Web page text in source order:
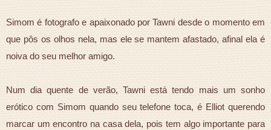
Simom é fotografo e apaixonado por Tawni desde o momento em
que pôs os olhos nela, mas ele se mantem afastado, afinal ela é
noiva do seu melhor amigo.
Num dia quente de verão, Tawni está tendo mais um sonho
erótico com Simom quando seu telefone toca, é Elliot querendo
marcar um encontro na casa dela, pois tem algo importante para